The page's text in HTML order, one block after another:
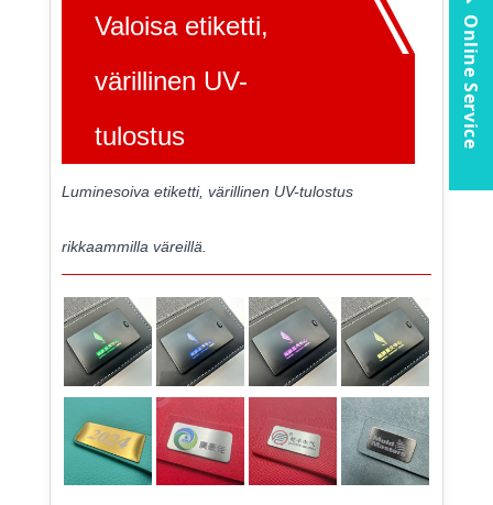
Valoisa etiketti,
värillinen UV-
tulostus
Luminesoiva etiketti, värillinen UV-tulostus
rikkaammilla väreillä.
Online Service